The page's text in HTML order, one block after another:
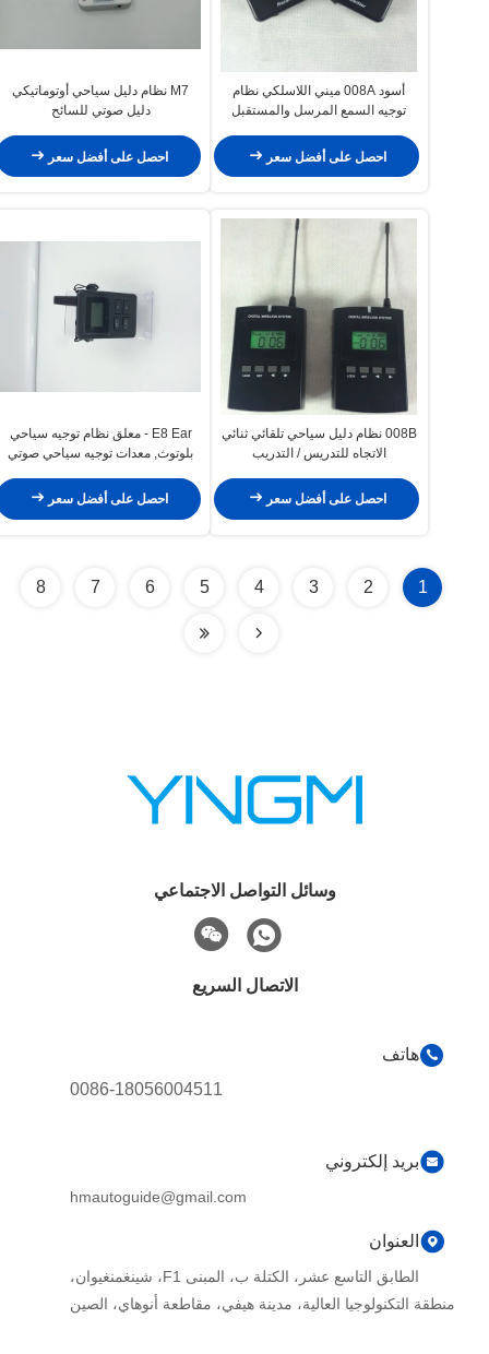
أسود 008A ميني اللاسلكي نظام
توجيه السمع المرسل والمستقبل
احصل على أفضل سعر
M7 نظام دليل سياحي أوتوماتيكي
دليل صوتي للسائح
احصل على أفضل سعر
008B نظام دليل سياحي تلقائي ثنائي
الاتجاه للتدريس / التدريب
احصل على أفضل سعر
E8 Ear - معلق نظام توجيه سياحي
بلوتوث, معدات توجيه سياحي صوتي
احصل على أفضل سعر
1
2
3
4
5
6
7
8
وسائل التواصل الاجتماعي
الاتصال السريع
هاتف
0086-18056004511
بريد إلكتروني
hmautoguide@gmail.com
العنوان
الطابق التاسع عشر، الكتلة ب، المبنى F1، شينغمنغيوان،
منطقة التكنولوجيا العالية، مدينة هيفي، مقاطعة أنوهاي، الصين